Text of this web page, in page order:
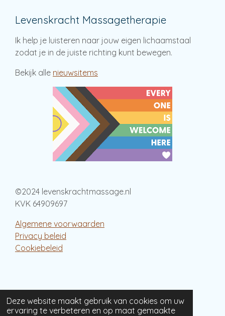
Deze website maakt gebruik van cookies om uw
ervaring te verbeteren en op maat gemaakte
b
o
k
e
I
n
Levenskracht Massagetherapie
Ik help je luisteren naar jouw eigen lichaamstaal
zodat je in de juiste richting kunt bewegen.
Bekijk alle nieuwsitems
©2024 levenskrachtmassage.nl
KVK 64909697
Algemene voorwaarden
Privacy beleid
Cookiebeleid